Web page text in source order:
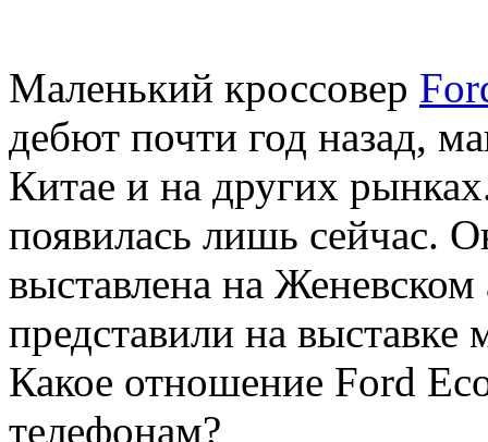
Маленький кроссовер
дебют почти год назад,
Китае и на других
появилась лишь сейчас.
выставлена на Женевском
представили на выставке
Какое отношение Ford
телефонам?